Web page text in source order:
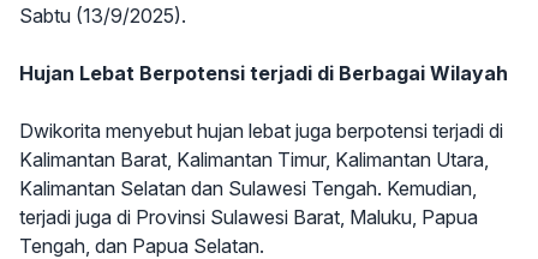
Sabtu (13/9/2025).
Hujan Lebat Berpotensi terjadi di Berbagai Wilayah
Dwikorita menyebut hujan lebat juga berpotensi terjadi di
Kalimantan Barat, Kalimantan Timur, Kalimantan Utara,
Kalimantan Selatan dan Sulawesi Tengah. Kemudian,
terjadi juga di Provinsi Sulawesi Barat, Maluku, Papua
Tengah, dan Papua Selatan.